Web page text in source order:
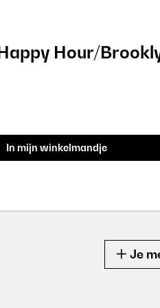
Hour/
In mijn winkelmandje
Je